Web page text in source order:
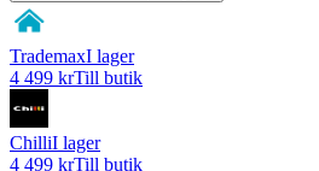
TrademaxI lager
4 499 krTill butik
ChilliI lager
4 499 krTill butik